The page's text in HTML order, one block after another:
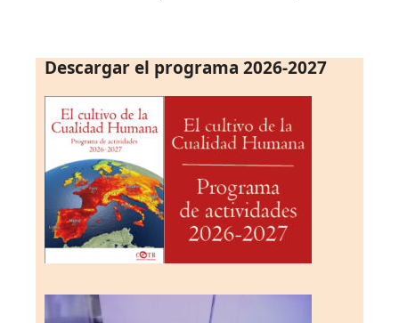
Descargar el programa 2026-2027